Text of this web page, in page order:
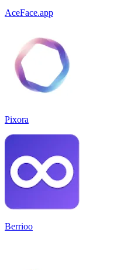
AceFace.app
Pixora
Berrioo